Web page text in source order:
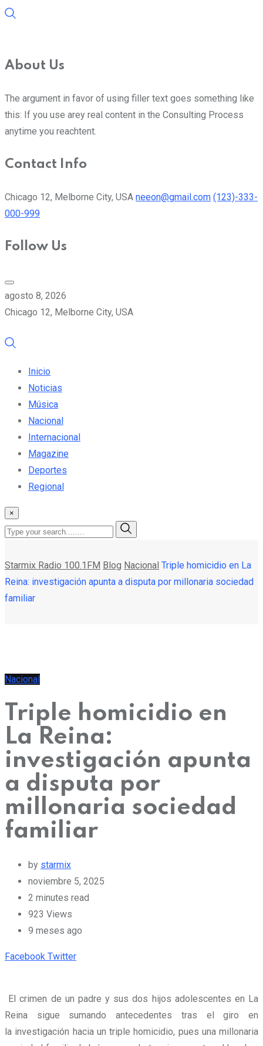
About Us
The argument in favor of using filler text goes something like
this: If you use arey real content in the Consulting Process
anytime you reachtent.
Contact Info
Chicago 12, Melborne City, USA neeon@gmail.com (123)-333-
000-999
Follow Us
agosto 8, 2026
Chicago 12, Melborne City, USA
Inicio
Noticias
Música
Nacional
Internacional
Magazine
Deportes
Regional
×
Starmix Radio 100.1FM Blog Nacional Triple homicidio en La
Reina: investigación apunta a disputa por millonaria sociedad
familiar
Nacional
Triple homicidio en
La Reina:
investigación apunta
a disputa por
millonaria sociedad
familiar
by starmix
noviembre 5, 2025
2 minutes read
923 Views
9 meses ago
Facebook TwitterPinterest
Whatsapp
Cloud
StumbleUpon
Print
Share
El crimen de un padre y sus dos hijos adolescentes en La
Reina sigue sumando antecedentes tras el giro en
la investigación hacia un triple homicidio, pues una millonaria